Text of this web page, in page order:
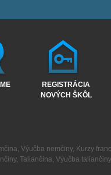
REGISTRÁCIA
NOVÝCH ŠKÔL
, Výučba nemčiny, Kurzy
, Taliančina, Výučba taliančiny